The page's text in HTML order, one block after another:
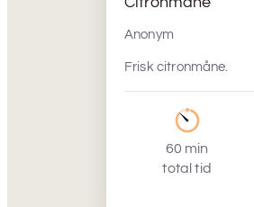
Anonym
Frisk citronmåne.
60 min
total tid